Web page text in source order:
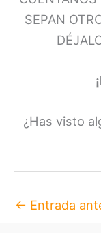
SEPAN
¿Has visto
← Entrada